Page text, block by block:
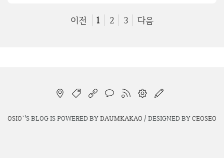
이전 1 2 3 다음
OSIO`'S BLOG IS POWERED BYDAUMKAKAO / DESIGNED BYCEOSEO